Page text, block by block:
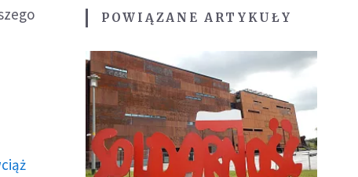
POWIĄZANE ARTYKUŁY